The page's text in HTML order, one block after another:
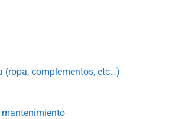
(ropa, complementos, etc…)